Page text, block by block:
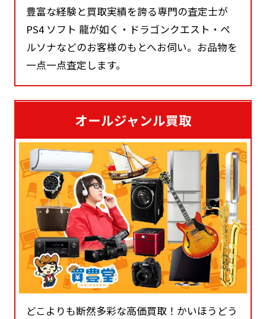
豊富な経験と買取実績を誇る専門の査定士が
PS4 ソフト 龍が如く・ドラゴンクエスト・ペ
ルソナなどのお客様のもとへお伺い。お品物を
一点一点査定します。
オールジャンル買取
どこよりも断然多彩な高価買取！かいほうどう